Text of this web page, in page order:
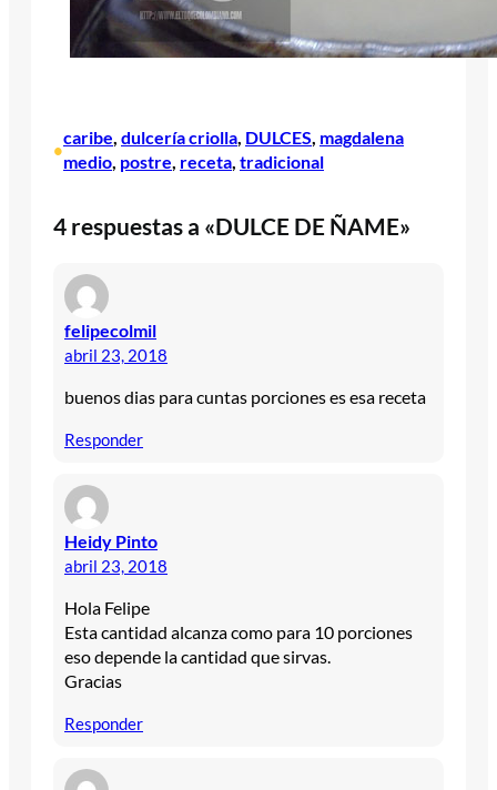
•
caribe dulcería criolla DULCES magdalena
medio postre receta tradicional
4 respuestas a «DULCE DE ÑAME»
felipecolmil
abril 23, 2018
buenos dias para cuntas porciones es esa receta
Responder
Heidy Pinto
abril 23, 2018
Hola Felipe
Esta cantidad alcanza como para 10 porciones
eso depende la cantidad que sirvas.
Gracias
Responder